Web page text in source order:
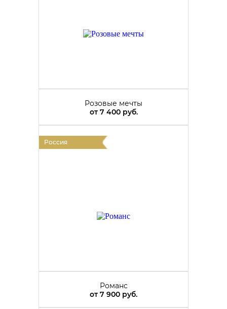
Розовые мечты
от7 400 руб.
Россия
Романс
от7 900 руб.